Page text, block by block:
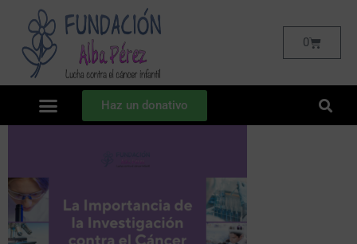
0
Haz un donativo